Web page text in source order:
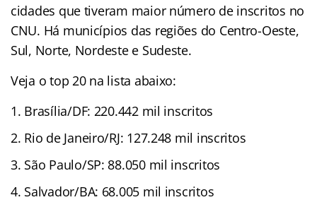
cidades que tiveram maior número de inscritos no
CNU. Há municípios das regiões do Centro-Oeste,
Sul, Norte, Nordeste e Sudeste.
Veja o top 20 na lista abaixo:
Brasília/DF: 220.442 mil inscritos
Rio de Janeiro/RJ: 127.248 mil inscritos
São Paulo/SP: 88.050 mil inscritos
Salvador/BA: 68.005 mil inscritos